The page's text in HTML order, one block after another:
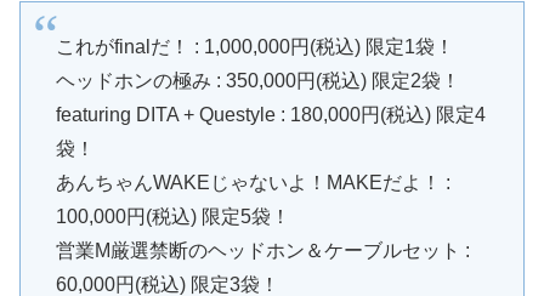
これがfinalだ！ : 1,000,000円(税込) 限定1袋！
ヘッドホンの極み : 350,000円(税込) 限定2袋！
featuring DITA + Questyle : 180,000円(税込) 限定4
袋！
あんちゃんWAKEじゃないよ！MAKEだよ！ :
100,000円(税込) 限定5袋！
営業M厳選禁断のヘッドホン＆ケーブルセット :
60,000円(税込) 限定3袋！